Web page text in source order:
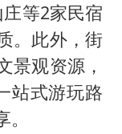
等2家民宿
。此外，街
景观资源，
站式游玩路